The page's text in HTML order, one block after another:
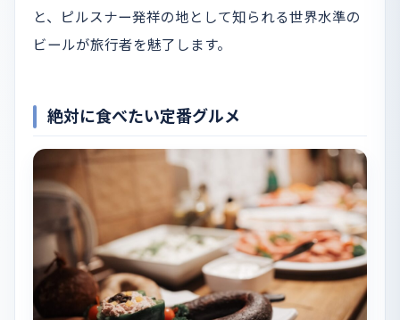
と、ピルスナー発祥の地として知られる世界水準の
ビールが旅行者を魅了します。
絶対に食べたい定番グルメ